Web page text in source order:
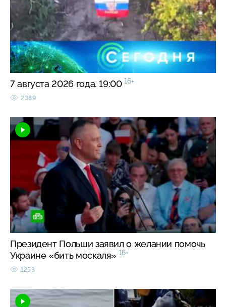
7 августа 2026 года. 19:00 16+
2389
Президент Польши заявил о желании помочь
Украине «бить москаля» 16+
1253